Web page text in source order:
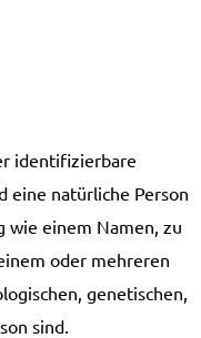
identifizierbare
eine natürliche Person
wie einem Namen, zu
oder mehreren
genetischen,
sind.